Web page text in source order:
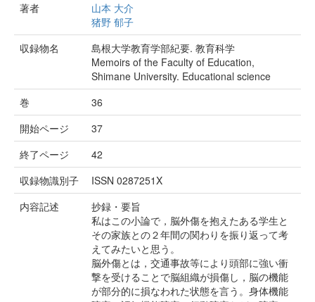
著者
山本 大介
猪野 郁子
収録物名
島根大学教育学部紀要. 教育科学
Memoirs of the Faculty of Education,
Shimane University. Educational science
巻
36
開始ページ
37
終了ページ
42
収録物識別子
ISSN 0287251X
内容記述
抄録・要旨
私はこの小論で，脳外傷を抱えたある学生と
その家族との２年間の関わりを振り返って考
えてみたいと思う。
脳外傷とは，交通事故等により頭部に強い衝
撃を受けることで脳組織が損傷し，脳の機能
が部分的に損なわれた状態を言う。身体機能